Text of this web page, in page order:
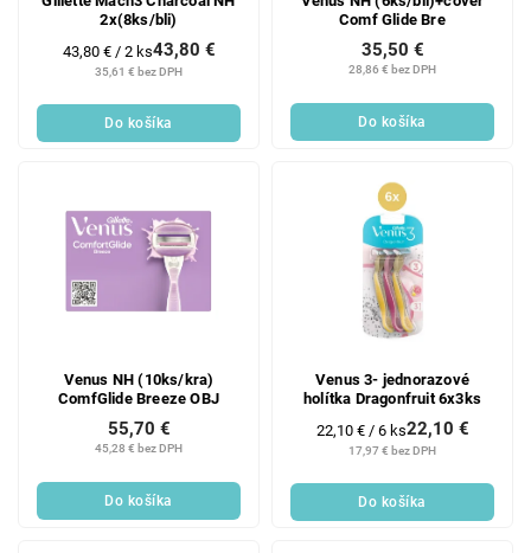
2x(8ks/bli)
35,61 € bez DPH
43,80 €
Jednotková
cena:
43,80 € / 2 ks
Do košíka
Comf Glide Bre
28,86 € bez DPH
35,50 €
Do košíka
Venus NH (10ks/kra)
ComfGlide Breeze OBJ
45,28 € bez DPH
55,70 €
Do košíka
Venus 3- jednorazové
holítka Dragonfruit 6x3ks
17,97 € bez DPH
22,10 €
Jednotková
cena:
22,10 € / 6 ks
Do košíka